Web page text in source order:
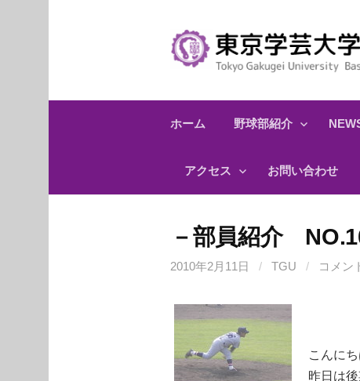
ホーム 野球部紹介
アクセス お問い合わせ
－部員紹介
2010年2月11日 / TGU / コメン
こんにち
昨日は後